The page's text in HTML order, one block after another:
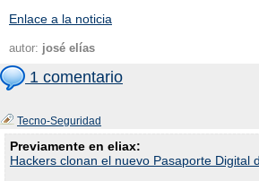
Enlace a la noticia
autor: josé elías
1 comentario
Tecno-Seguridad
Previamente en eliax:
Hackers clonan el nuevo Pasaporte Digital